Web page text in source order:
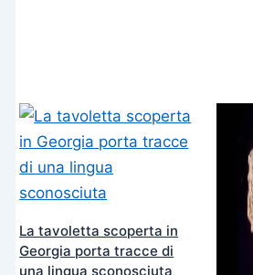
La tavoletta scoperta in
Georgia porta tracce di
una lingua sconosciuta